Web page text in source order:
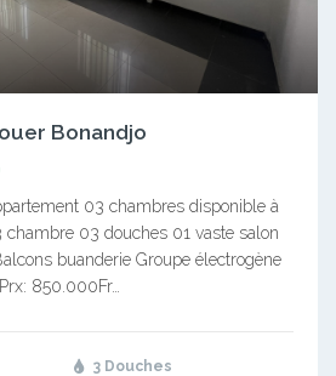
Bonandjo
03 chambres disponible à
03 douches 01 vaste salon
buanderie Groupe électrogène
850.000Fr…
3 Douches